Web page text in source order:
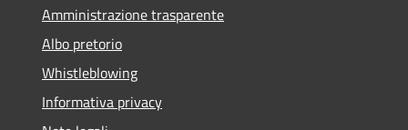
Amministrazione trasparente
Albo pretorio
Whistleblowing
Informativa privacy